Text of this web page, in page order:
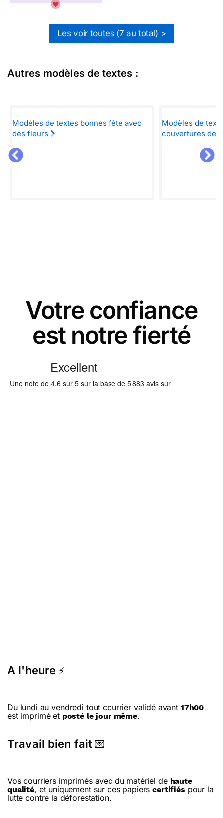
Les voir toutes (7 au total) >
Autres modèles de textes :
Modèles de textes bonnes fête avec
des fleurs
Modèles de
couvertures de
Votre confiance
est notre fierté
A l'heure ⚡
Du lundi au vendredi tout courrier validé avant 17h00
est imprimé et posté le jour même.
Travail bien fait 💌
Vos courriers imprimés avec du matériel de haute
qualité, et uniquement sur des papierscertifiés pour la
lutte contre la déforestation.